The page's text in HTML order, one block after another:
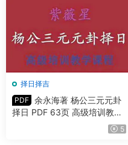
择日择吉
PDF 余永海著 杨公三元元卦
择日 PDF 63页 高级培训教学
5